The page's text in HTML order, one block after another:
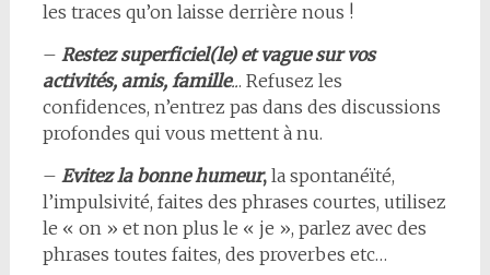
les traces qu’on laisse derrière nous !
– Restez superficiel(le) et vague sur vos
activités, amis, famille... Refusez les
confidences, n’entrez pas dans des discussions
profondes qui vous mettent à nu.
– Evitez la bonne humeur,la spontanéïté,
l’impulsivité, faites des phrases courtes, utilisez
le « on » et non plus le « je », parlez avec des
phrases toutes faites, des proverbes etc…